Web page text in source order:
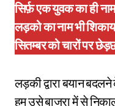
सिर्फ़ एक युवक का ही
लड़को का नाम भी
सितम्बर को चारों पर
लड़की द्वारा बयान
हम उसे बाजरा में से